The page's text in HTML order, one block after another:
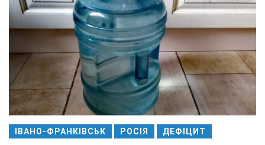
ІВАНО-ФРАНКІВСЬК РОСІЯ ДЕФІЦИТ